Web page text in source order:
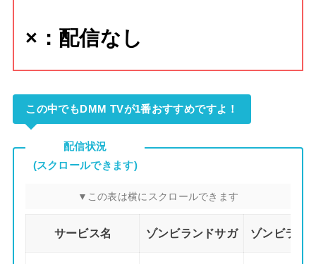
×：配信なし
この中でもDMM TVが1番おすすめですよ！
配信状況
(スクロールできます)
サービス名 ゾンビランドサガ ゾンビラン